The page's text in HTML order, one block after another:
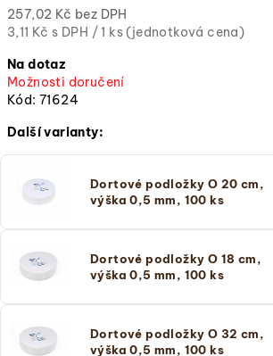
257,02 Kč bez DPH
Měrná
(jednotková
cena)
3,11 Kč s DPH / 1 ks (jednotková cena)
Na dotaz
Možnosti doručení
Kód: 71624
Další varianty:
Dortové podložky O 20 cm,
výška 0,5 mm, 100 ks
Dortové podložky O 18 cm,
výška 0,5 mm, 100 ks
Dortové podložky O 32 cm,
výška 0,5 mm, 100 ks